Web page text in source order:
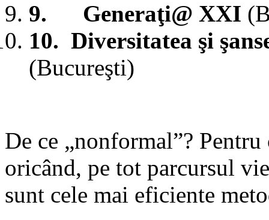
9. Generaţi@ XXI
10. Diversitatea şi
(Bucureşti)
De ce „nonformal”?
oricând, pe tot parcursul
sunt cele mai eficiente